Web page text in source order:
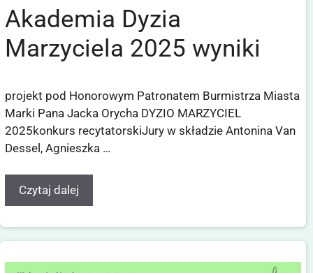
Akademia Dyzia
Marzyciela 2025 wyniki
projekt pod Honorowym Patronatem Burmistrza Miasta
Marki Pana Jacka Orycha DYZIO MARZYCIEL
2025konkurs recytatorskiJury w składzie Antonina Van
Dessel, Agnieszka …
Czytaj dalej